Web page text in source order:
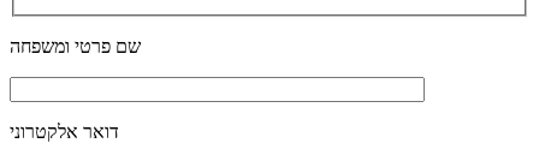
שם פרטי ומשפחה
דואר אלקטרוני